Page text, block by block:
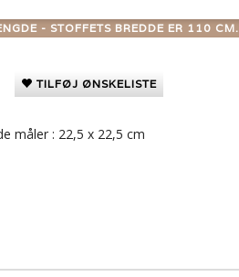
- STOFFETS BREDDE ER 110 CM.
TILFØJ ØNSKELISTE
måler : 22,5 x 22,5 cm